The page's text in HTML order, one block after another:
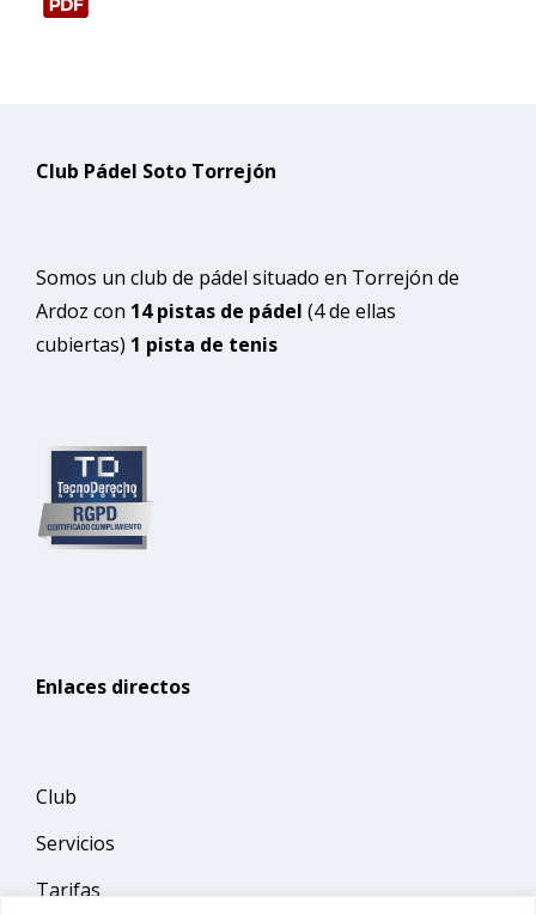
Club Pádel Soto Torrejón
Somos un club de pádel situado en Torrejón de
Ardoz con 14 pistas de pádel (4 de ellas
cubiertas) 1 pista de tenis
Enlaces directos
Club
Servicios
Tarifas